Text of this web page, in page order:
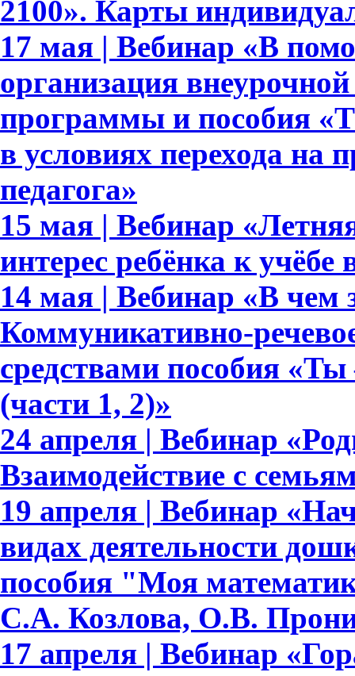
2100». Карты
17 мая | Вебинар «В
организация
программы и пособия
в условиях перехода на
педагога»
15 мая | Вебинар
интерес ребёнка к
14 мая | Вебинар «В чем
Коммуникативно-
средствами пособия
(части 1, 2)»
24 апреля | Вебинар
Взаимодействие с
19 апреля | Вебинар
видах деятельности
пособия "Моя
С.А. Козлова, О.В.
17 апреля | Вебинар